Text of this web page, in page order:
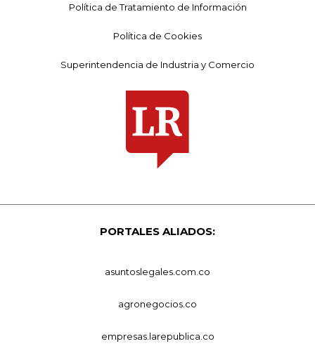
Política de Tratamiento de Información
Política de Cookies
Superintendencia de Industria y Comercio
PORTALES ALIADOS:
asuntoslegales.com.co
agronegocios.co
empresas.larepublica.co